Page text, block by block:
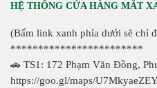
HỆ THỐNG CỬA HÀNG MẮT
(Bấm link xanh phía dưới sẽ chỉ
************************
🚗 TS1: 172 Phạm Văn Đồng,
https://goo.gl/maps/